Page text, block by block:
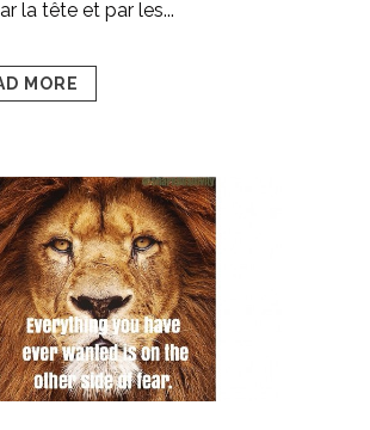
la tête et par les...
MORE